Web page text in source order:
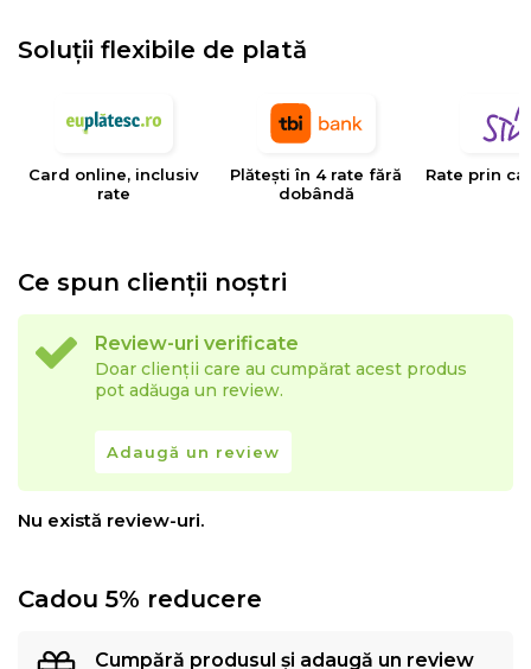
Soluții flexibile de plată
Card online, inclusiv
rate
Plătești în 4 rate fără
dobândă
Rate prin
Ce spun clienții noștri
Review-uri verificate
Doar clienții care au cumpărat acest produs
pot adăuga un review.
Adaugă un review
Nu există review-uri.
Cadou 5% reducere
Cumpără produsul și adaugă un review